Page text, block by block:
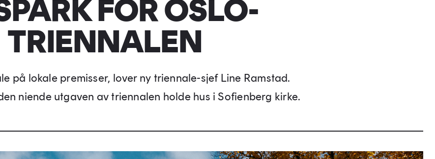
FOR OSLO-
TRIENNALEN
på lokale premisser, lover ny triennale-sjef Line Ramstad.
niende utgaven av triennalen holde hus i Sofienberg kirke.